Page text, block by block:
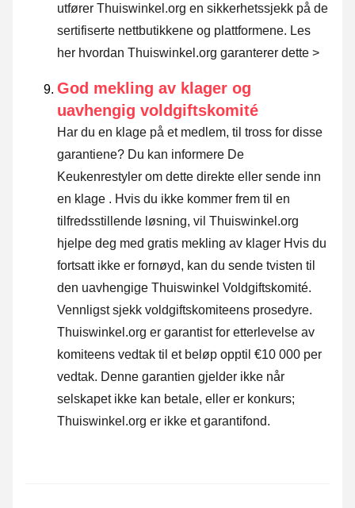
utfører Thuiswinkel.org en sikkerhetssjekk på de
sertifiserte nettbutikkene og plattformene. Les
her hvordan Thuiswinkel.org garanterer dette >
God mekling av klager og
uavhengig voldgiftskomité
Har du en klage på et medlem, til tross for disse
garantiene? Du kan informere De
Keukenrestyler om dette direkte eller sende inn
en klage . Hvis du ikke kommer frem til en
tilfredsstillende løsning, vil Thuiswinkel.org
hjelpe deg med gratis mekling av klager Hvis du
fortsatt ikke er fornøyd, kan du sende tvisten til
den uavhengige Thuiswinkel Voldgiftskomité.
Vennligst sjekk voldgiftskomiteens prosedyre.
Thuiswinkel.org er garantist for etterlevelse av
komiteens vedtak til et beløp opptil €10 000 per
vedtak. Denne garantien gjelder ikke når
selskapet ikke kan betale, eller er konkurs;
Thuiswinkel.org er ikke et garantifond.